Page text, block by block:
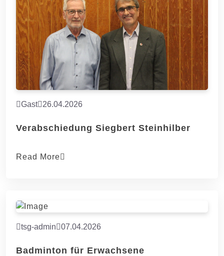
Gast 26.04.2026
Verabschiedung Siegbert Steinhilber
Read More
tsg-admin 07.04.2026
Badminton für Erwachsene